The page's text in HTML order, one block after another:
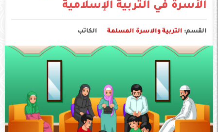
الأسرة في التربية الإسلامية
القسم: التربية والاسرة المسلمة الكاتب